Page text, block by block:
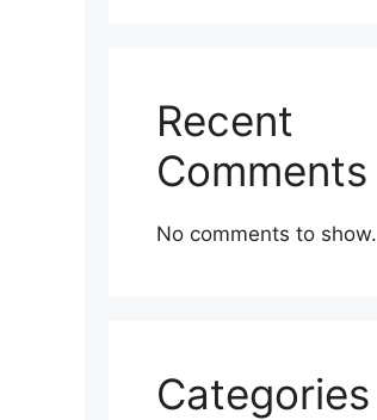
Recent
Comments
No comments to show.
Categories